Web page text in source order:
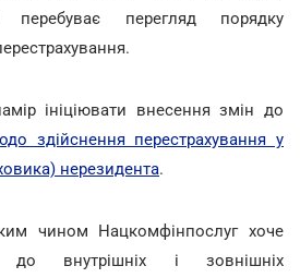
перебуває перегляд порядку
ініціювати внесення змін до
здійснення перестрахування у
нерезидента.
чином Нацкомфінпослуг хоче
внутрішніх і зовнішніх